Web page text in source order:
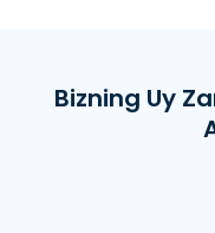
Bizning Uy